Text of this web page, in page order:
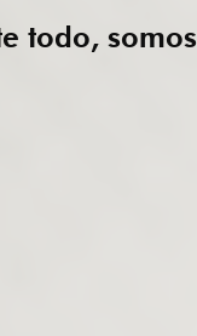
todo, somos